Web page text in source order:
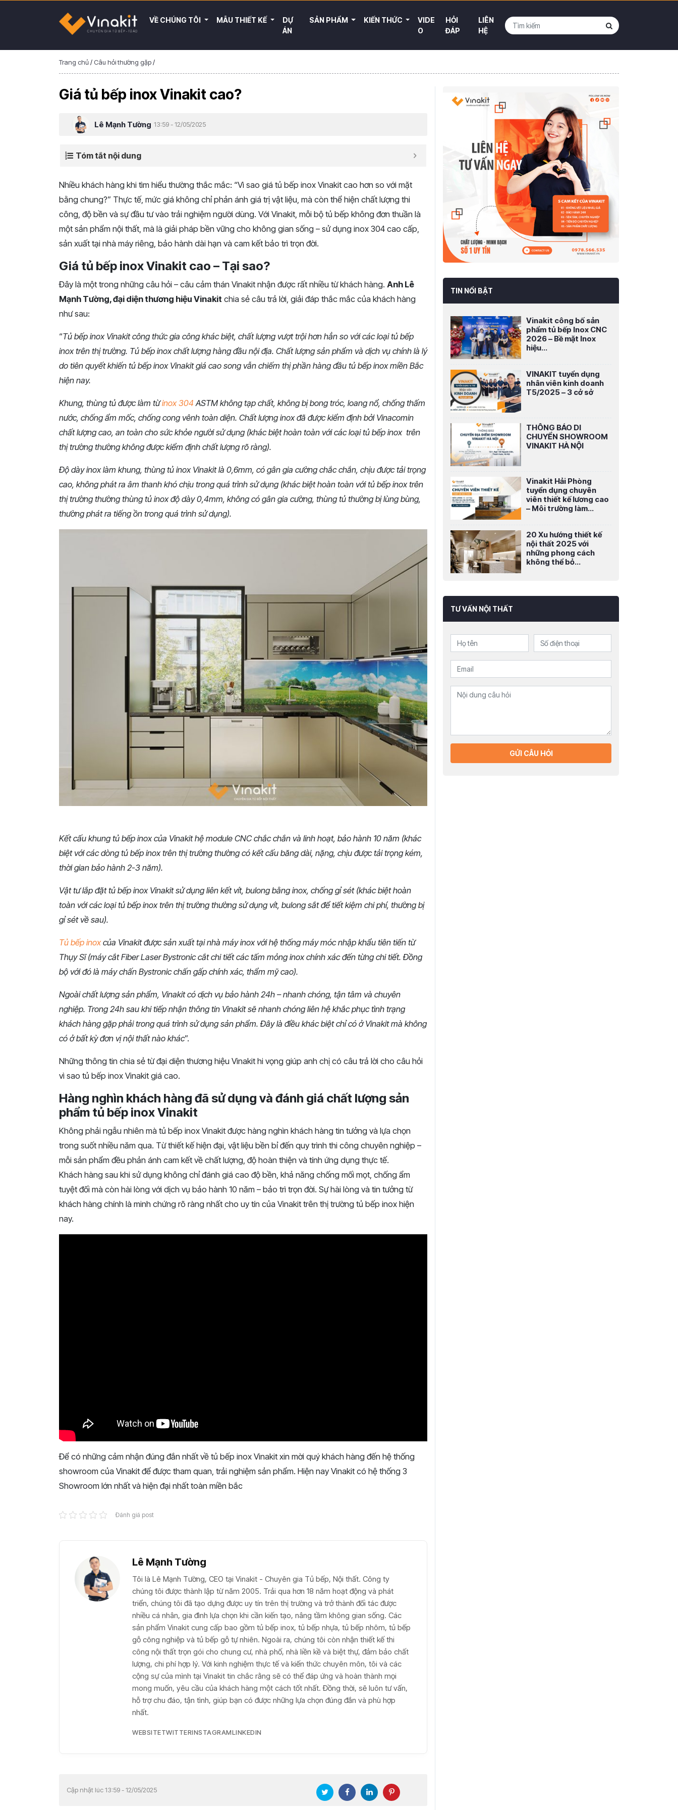
VỀ CHÚNG TÔI MẪU THIẾT KẾ
DỰ
ÁN
SẢN PHẨM KIẾN THỨC
VIDE
O
HỎI
ĐÁP
LIÊN
HỆ
Trang chủ/ Câu hỏi thường gặp/
Giá tủ bếp inox Vinakit cao?
Lê Mạnh Tường 13:59 - 12/05/2025
Tóm tắt nội dung
Nhiều khách hàng khi tìm hiểu thường thắc mắc: “Vì sao giá tủ bếp inox Vinakit cao hơn so với mặt
bằng chung?” Thực tế, mức giá không chỉphản ánh giá trị vật liệu, mà còn thể hiện chất lượng thi
công, độ bền và sựđầu tưvào trải nghiệm người dùng. Với Vinakit, mỗi bộ tủ bếp không đơn thuần là
một sản phẩm nội thất, mà là giải pháp bền vững cho không gian sống – sửdụng inox 304 cao cấp,
sản xuất tại nhà máy riêng, bảo hành dài hạn và cam kết bảo trì trọn đời.
Giá tủ bếp inox Vinakit cao – Tại sao?
Đây là một trong những câu hỏi – câu cảm thán Vinakit nhận được rất nhiều từ khách hàng. Anh Lê
Mạnh Tường, đại diện thương hiệu Vinakit chia sẻ câu trả lời, giải đáp thắc mắc của khách hàng
như sau:
“Tủ bếp inox Vinakit công thức gia công khác biệt, chất lượng vượt trội hơn hẳn so với các loại tủ bếp
inox trên thị trường. Tủ bếp inox chất lượng hàng đầu nội địa. Chất lượng sản phẩm và dịch vụ chính là lý
do tiên quyết khiến tủ bếp inox Vinakit giá cao song vẫn chiếm thị phần hàng đầu tủ bếp inox miền Bắc
hiện nay.
Khung, thùng tủ được làm từinox 304 ASTM không tạp chất, không bị bong tróc, loang nổ, chống thấm
nước, chống ẩm mốc, chống cong vênh toàn diện. Chất lượng inox đã được kiểm định bởi Vinacomin
chất lượng cao, an toàn cho sức khỏe người sử dụng (khác biệt hoàn toàn với các loại tủ bếp inox trên
thị trường thường không được kiểm định chất lượng rõ ràng).
Độ dày inox làm khung, thùng tủ inox Vinakit là 0,6mm, có gân gia cường chắc chắn, chịu được tải trọng
cao, không phát ra âm thanh khó chịu trong quá trình sử dụng (khác biệt hoàn toàn với tủ bếp inox trên
thị trường thường thùng tủ inox độ dày 0,4mm, không có gân gia cường, thùng tủ thường bị lùng bùng,
thường phát ra tiếng ồn trong quá trình sử dụng).
Kết cấu khung tủ bếp inox của Vinakit hệ module CNC chắc chắn và linh hoạt, bảo hành 10 năm (khác
biệt với các dòng tủ bếp inox trên thị trường thường có kết cấu băng dài, nặng, chịu được tải trọng kém,
thời gian bảo hành 2-3 năm).
Vật tư lắp đặt tủ bếp inox Vinakit sử dụng liên kết vít, bulong bằng inox, chống gỉ sét (khác biệt hoàn
toàn với các loại tủ bếp inox trên thị trường thường sử dụng vít, bulong sắt để tiết kiệm chi phí, thường bị
gỉ sét về sau).
Tủ bếp inoxcủa Vinakit được sản xuất tại nhà máy inox với hệ thống máy móc nhập khẩu tiên tiến từ
Thụy Sĩ (máy cắt Fiber Laser Bystronic cắt chi tiết các tấm mỏng inox chính xác đến từng chi tiết. Đồng
bộ với đó là máy chấn Bystronic chấn gấp chính xác, thẩm mỹ cao).
Ngoài chất lượng sản phẩm, Vinakit có dịch vụ bảo hành 24h – nhanh chóng, tận tâm và chuyên
nghiệp. Trong 24h sau khi tiếp nhận thông tin Vinakit sẽ nhanh chóng liên hệ khắc phục tình trạng
khách hàng gặp phải trong quá trình sử dụng sản phẩm. Đây là điều khác biệt chỉ có ở Vinakit mà không
có ở bất kỳ đơn vị nội thất nào khác”.
Những thông tin chia sẻ từ đại diện thương hiệu Vinakit hi vọng giúp anh chị có câu trả lời cho câu hỏi
vì sao tủ bếp inox Vinakit giá cao.
Hàng nghìn khách hàng đã sử dụng và đánh giá chất lượng sản
phẩm tủ bếp inox Vinakit
Không phải ngẫu nhiên mà tủ bếp inox Vinakit được hàng nghìn khách hàng tin tưởng và lựa chọn
trong suốt nhiều năm qua. Từthiết kếhiện đại, vật liệu bền bỉđến quy trình thi công chuyên nghiệp –
mỗi sản phẩm đều phản ánh cam kết về chất lượng, độ hoàn thiện và tính ứng dụng thực tế.
Khách hàng sau khi sửdụng không chỉđánh giá cao độ bền, khả năng chống mối mọt, chống ẩm
tuyệt đối mà còn hài lòng với dịch vụ bảo hành 10 năm – bảo trì trọn đời. Sựhài lòng và tin tưởng từ
khách hàng chính là minh chứng rõ ràng nhất cho uy tín của Vinakit trên thị trường tủ bếp inox hiện
nay.
Để có những cảm nhận đúng đắn nhất về tủ bếp inox Vinakit xin mời quý khách hàng đến hệ thống
showroom của Vinakit để được tham quan, trải nghiệm sản phẩm. Hiện nay Vinakit có hệ thống 3
Showroom lớn nhất và hiện đại nhất toàn miền bắc
Đánh giá post
Lê Mạnh Tường
Tôi là Lê Mạnh Tường, CEO tại Vinakit - Chuyên gia Tủ bếp, Nội thất. Công ty
chúng tôi được thành lập từ năm 2005. Trải qua hơn 18 năm hoạt động và phát
triển, chúng tôi đã tạo dựng được uy tín trên thị trường và trở thành đối tác được
nhiều cá nhân, gia đình lựa chọn khi cần kiến tạo, nâng tầm không gian sống. Các
sản phẩm Vinakit cung cấp bao gồm tủ bếp inox, tủ bếp nhựa, tủ bếp nhôm, tủ bếp
gỗ công nghiệp và tủ bếp gỗ tự nhiên. Ngoài ra, chúng tôi còn nhận thiết kế thi
công nội thất trọn gói cho chung cư, nhà phố, nhà liền kề và biệt thự, đảm bảo chất
lượng, chi phí hợp lý. Với kinh nghiệm thực tế và kiến thức chuyên môn, tôi và các
cộng sự của mình tại Vinakit tin chắc rằng sẽ có thể đáp ứng và hoàn thành mọi
mong muốn, yêu cầu của khách hàng một cách tốt nhất. Đồng thời, sẽ luôn tư vấn,
hỗ trợ chu đáo, tận tình, giúp bạn có được những lựa chọn đúng đắn và phù hợp
nhất.
WEBSITETWITTERINSTAGRAMLINKEDIN
Cập nhật lúc 13:59 - 12/05/2025
TIN NỔI BẬT
Vinakit công bố sản
phẩm tủ bếp Inox CNC
2026 – Bề mặt Inox
hiệu...
VINAKIT tuyển dụng
nhân viên kinh doanh
T5/2025 – 3 cở sở
THÔNG BÁO DI
CHUYỂN SHOWROOM
VINAKIT HÀ NỘI
Vinakit Hải Phòng
tuyển dụng chuyên
viên thiết kế lương cao
– Môi trường làm...
20 Xu hướng thiết kế
nội thất 2025 với
những phong cách
không thể bỏ...
TƯ VẤN NỘI THẤT
GỬI CÂU HỎI